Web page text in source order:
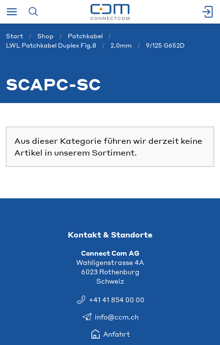
Start Shop
Patchkabel
LWL Patchkabel Duplex Fig.8
2.0mm 9/125 G652D
SCAPC-SC
Aus dieser Kategorie führen wir derzeit keine
Artikel in unserem Sortiment.
Kontakt & Standorte
Connect Com AG
Wahligenstrasse 4A
6023 Rothenburg
Schweiz
+41 41 854 00 00
info@ccm.ch
Anfahrt